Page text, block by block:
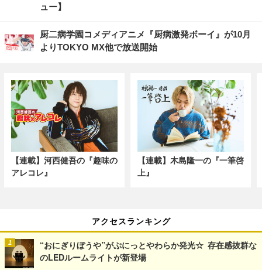
ュー】
厨二病学園コメディアニメ『厨病激発ボーイ』が10月
よりTOKYO MX他で放送開始
【連載】河西健吾の『趣味の
アレコレ』
【連載】木島隆一の『一筆啓
上』
アクセスランキング
“おにぎりぼうや”がぷにっとやわらか発光☆ 存在感抜群な
のLEDルームライトが新登場